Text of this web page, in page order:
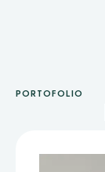
PORTOFOLIO